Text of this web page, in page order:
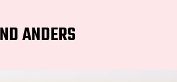
ANDERS